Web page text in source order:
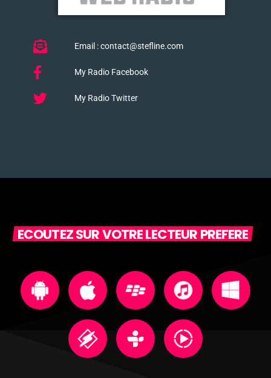
Email : contact@stefline.com
My Radio Facebook
My Radio Twitter
ECOUTEZ SUR VOTRE LECTEUR PREFERE